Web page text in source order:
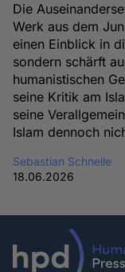
Die
Werk aus dem
einen Einblick in
sondern schärft
humanistischen
seine Kritik am
seine
Islam dennoch
Sebastian Schnelle
18.06.2026